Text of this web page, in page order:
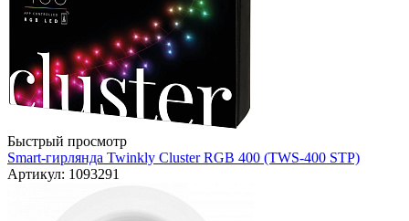
Быстрый просмотр
Smart-гирлянда Twinkly Cluster RGB 400 (TWS-400 STP)
Артикул: 1093291